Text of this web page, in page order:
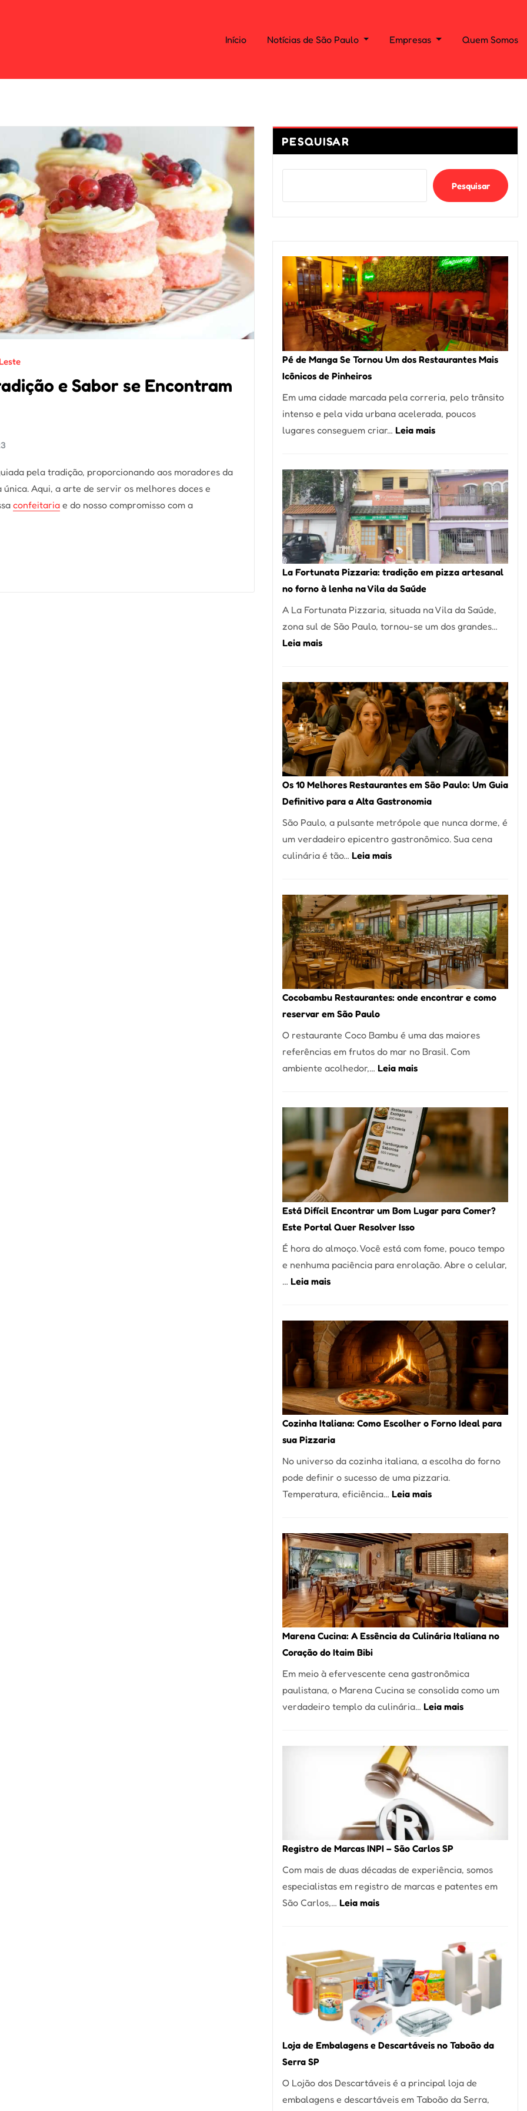
Início Notícias de São Paulo Empresas Quem Somos
e Sabor se Encontram
pela tradição, proporcionando aos moradores da
Aqui, a arte de servir os melhores doces e
confeitaria e do nosso compromisso com a
PESQUISAR
Pesquisar
Pé de Manga Se Tornou Um dos Restaurantes Mais
Icônicos de Pinheiros
Em uma cidade marcada pela correria, pelo trânsito
intenso e pela vida urbana acelerada, poucos
lugares conseguem criar… Leia mais:
Manga
Se
Tornou
Um
dos
Restaurantes
Mais
de
Pinheiros
La Fortunata Pizzaria: tradição em pizza artesanal
no forno à lenha na Vila da Saúde
A La Fortunata Pizzaria, situada na Vila da Saúde,
zona sul de São Paulo, tornou-se um dos grandes…
Leia mais:
Pizzaria:
tradição
em
pizza
artesanal
no
forno
à
lenha
na
Vila
Os 10 Melhores Restaurantes em São Paulo: Um Guia
Definitivo para a Alta Gastronomia
São Paulo, a pulsante metrópole que nunca dorme, é
um verdadeiro epicentro gastronômico. Sua cena
culinária é tão… Leia mais:
Melhores
Restaurantes
em
São
Paulo:
Um
Guia
para
a
Alta
Cocobambu Restaurantes: onde encontrar e como
reservar em São Paulo
O restaurante Coco Bambu é uma das maiores
referências em frutos do mar no Brasil. Com
ambiente acolhedor,… Leia mais:
onde
encontrar
e
como
reservar
em
São
Está Difícil Encontrar um Bom Lugar para Comer?
Este Portal Quer Resolver Isso
É hora do almoço. Você está com fome, pouco tempo
e nenhuma paciência para enrolação. Abre o celular,
… Leia mais:
Encontrar
um
Bom
Lugar
para
Comer?
Este
Portal
Quer
Resolver
Isso
Cozinha Italiana: Como Escolher o Forno Ideal para
sua Pizzaria
No universo da cozinha italiana, a escolha do forno
pode definir o sucesso de uma pizzaria.
Temperatura, eficiência… Leia mais:
Como
Escolher
o
Forno
Ideal
para
sua
Marena Cucina: A Essência da Culinária Italiana no
Coração do Itaim Bibi
Em meio à efervescente cena gastronômica
paulistana, o Marena Cucina se consolida como um
verdadeiro templo da culinária… Leia mais:
Culinária
Italiana
do
Itaim
Registro de Marcas INPI – São Carlos SP
Com mais de duas décadas de experiência, somos
especialistas em registro de marcas e patentes em
São Carlos,… Leia mais:
INPI
–
São
Carlos
SP
Loja de Embalagens e Descartáveis no Taboão da
Serra SP
O Lojão dos Descartáveis é a principal loja de
embalagens e descartáveis em Taboão da Serra,